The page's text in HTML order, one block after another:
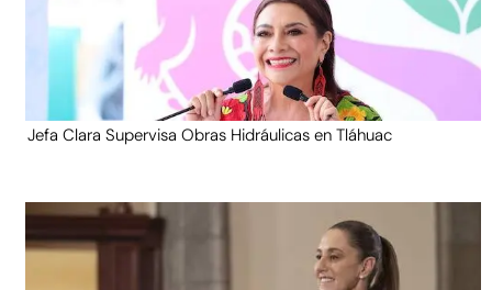
Jefa Clara Supervisa Obras Hidráulicas en Tláhuac